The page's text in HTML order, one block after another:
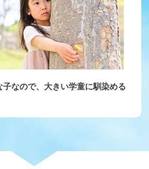
子なので、大きい学童に馴染める